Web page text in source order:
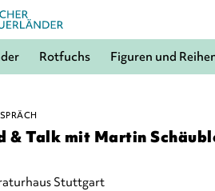
Rotfuchs Figuren und
& Talk mit Martin
Stuttgart